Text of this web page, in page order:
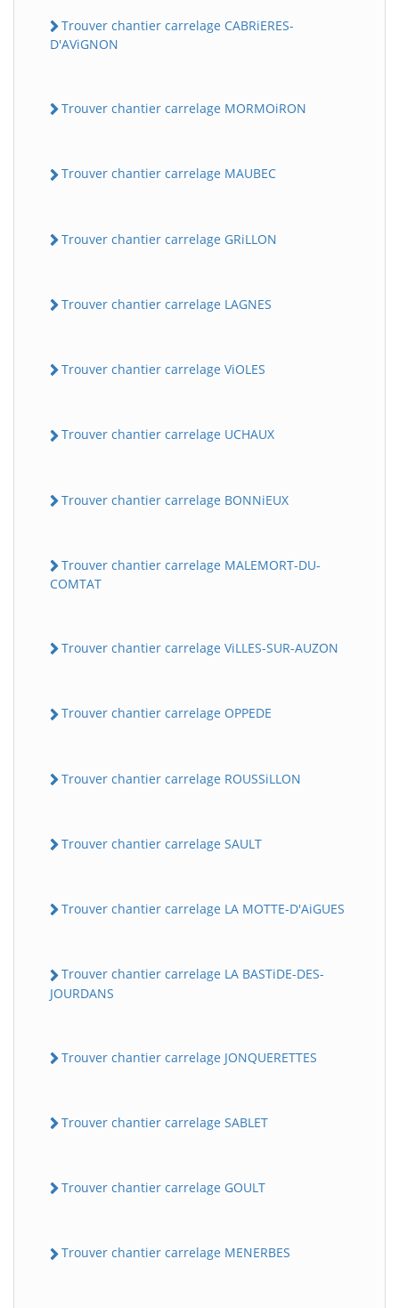
Trouver chantier carrelage CABRiERES-
D'AViGNON
Trouver chantier carrelage MORMOiRON
Trouver chantier carrelage MAUBEC
Trouver chantier carrelage GRiLLON
Trouver chantier carrelage LAGNES
Trouver chantier carrelage ViOLES
Trouver chantier carrelage UCHAUX
Trouver chantier carrelage BONNiEUX
Trouver chantier carrelage MALEMORT-DU-
COMTAT
Trouver chantier carrelage ViLLES-SUR-AUZON
Trouver chantier carrelage OPPEDE
Trouver chantier carrelage ROUSSiLLON
Trouver chantier carrelage SAULT
Trouver chantier carrelage LA MOTTE-D'AiGUES
Trouver chantier carrelage LA BASTiDE-DES-
JOURDANS
Trouver chantier carrelage JONQUERETTES
Trouver chantier carrelage SABLET
Trouver chantier carrelage GOULT
Trouver chantier carrelage MENERBES